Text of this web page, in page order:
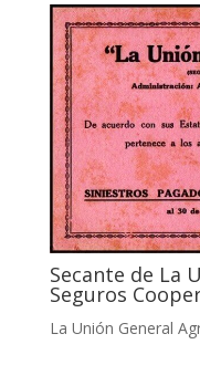
Secante de La
Seguros
La Unión General